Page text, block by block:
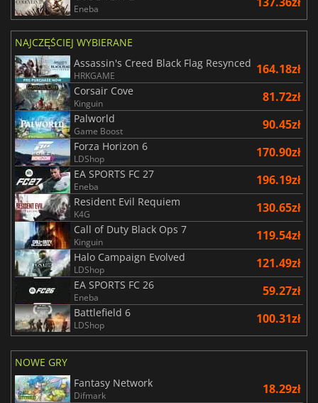
Eneba
NAJCZĘŚCIEJ WYBIERANE
Assassin's Creed Black Flag Resynced
HRKGAME 164.18zł
Corsair Cove
Kinguin 81.72zł
Palworld
Game Boost 90.45zł
Forza Horizon 6
LDShop 170.90zł
EA SPORTS FC 27
Eneba 196.19zł
Resident Evil Requiem
K4G 130.65zł
Call of Duty Black Ops 7
Kinguin 119.54zł
Halo Campaign Evolved
LDShop 121.49zł
EA SPORTS FC 26
Eneba 59.27zł
Battlefield 6
LDShop 100.31zł
NOWE GRY
Fantasy Network
Difmark 18.29zł